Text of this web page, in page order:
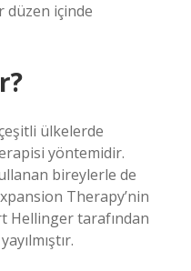
düzen içinde
ülkelerde
yöntemidir.
bireylerle de
Therapy’nin
Hellinger tarafından